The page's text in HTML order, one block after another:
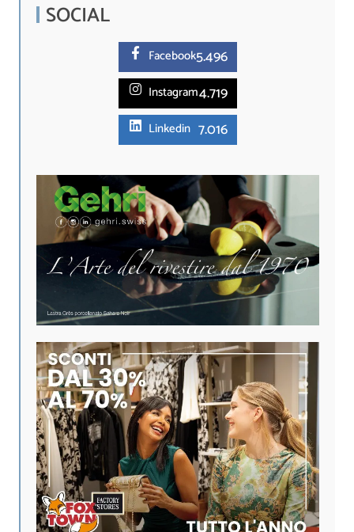
SOCIAL
Facebook5.496
Instagram4.719
Linkedin 7.016